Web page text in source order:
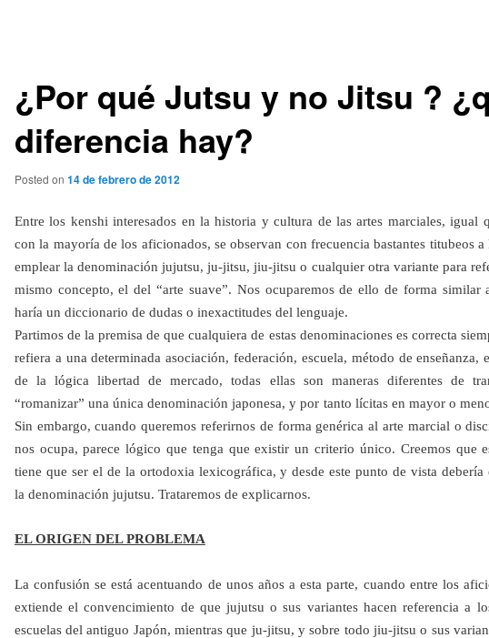
¿Por qué Jutsu y no Jitsu ?
diferencia hay?
Posted on 14 de febrero de 2012
Entre los kenshi interesados en la historia y cultura de las artes marciales, igual
con la mayoría de los aficionados, se observan con frecuencia bastantes titubeos a
emplear la denominación jujutsu, ju-jitsu, jiu-jitsu o cualquier otra variante para
mismo concepto, el del “arte suave”. Nos ocuparemos de ello de forma similar
haría un diccionario de dudas o inexactitudes del lenguaje.
Partimos de la premisa de que cualquiera de estas denominaciones es correcta
refiera a una determinada asociación, federación, escuela, método de enseñanza,
de la lógica libertad de mercado, todas ellas son maneras diferentes de
“romanizar” una única denominación japonesa, y por tanto lícitas en mayor o
Sin embargo, cuando queremos referirnos de forma genérica al arte marcial o
nos ocupa, parece lógico que tenga que existir un criterio único. Creemos que
tiene que ser el de la ortodoxia lexicográfica, y desde este punto de vista debería
la denominación jujutsu. Trataremos de explicarnos.
EL ORIGEN DEL PROBLEMA
La confusión se está acentuando de unos años a esta parte, cuando entre los
extiende el convencimiento de que jujutsu o sus variantes hacen referencia a
escuelas del antiguo Japón, mientras que ju-jitsu, y sobre todo jiu-jitsu o sus